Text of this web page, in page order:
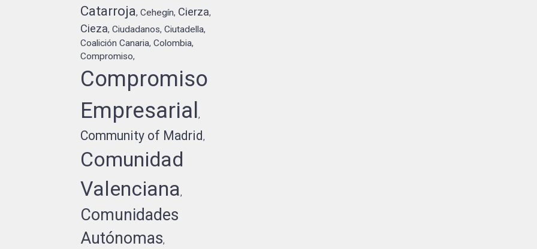
Catarroja,Cehegín, Cierza,
Cieza,Ciudadanos,Ciutadella,
Coalición Canaria,Colombia,
Compromiso,
Compromiso
Empresarial,
Community of Madrid,
Comunidad
Valenciana,
Comunidades
Autónomas,